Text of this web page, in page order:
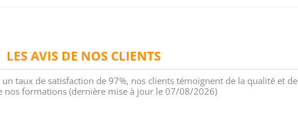
LES AVIS DE NOS CLIENTS
taux de satisfaction de 97%, nos clients témoignent de la qualité et de
nos formations (dernière mise à jour le 07/08/2026)